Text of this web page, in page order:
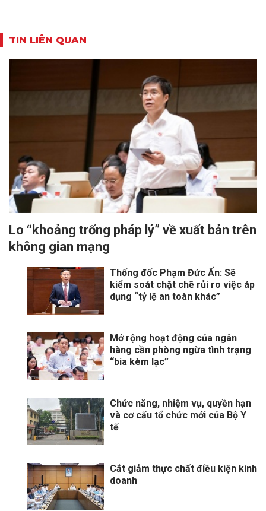
TIN LIÊN QUAN
Lo “khoảng trống pháp lý” về xuất bản trên
không gian mạng
Thống đốc Phạm Đức Ấn: Sẽ
kiểm soát chặt chẽ rủi ro việc áp
dụng “tỷ lệ an toàn khác”
Mở rộng hoạt động của ngân
hàng cần phòng ngừa tình trạng
“bia kèm lạc”
Chức năng, nhiệm vụ, quyền hạn
và cơ cấu tổ chức mới của Bộ Y
tế
Cắt giảm thực chất điều kiện kinh
doanh